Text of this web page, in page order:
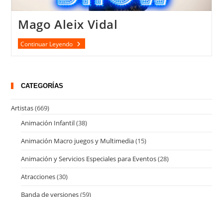
Mago Aleix Vidal
Continuar LeyendoMago
Aleix
CATEGORÍAS
Artistas(669)
Animación Infantil(38)
Animación Macro juegos y Multimedia(15)
Animación y Servicios Especiales para Eventos(28)
Atracciones(30)
Banda de versiones(59)